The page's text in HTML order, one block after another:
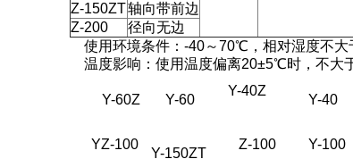
Z-150ZT轴向带前边
Z-200
径向无边
使用环境条件：-40～70℃，相对湿度不大
温度影响：使用温度偏离20±5℃时，不大
Y-60Z Y-60
Y-40Z
Y-40
YZ-100
Y-150ZT
Z-100 Y-100